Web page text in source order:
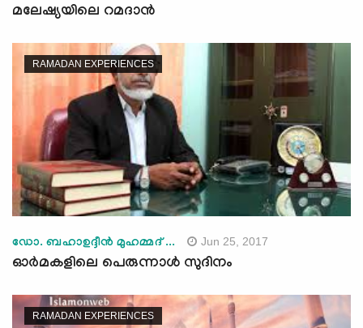
മലേഷ്യയിലെ റമദാന്‍
RAMADAN EXPERIENCES
ഡോ. ബഹാഉദ്ദീന്‍ മുഹമ്മദ് ... Jun 25, 2017
ഓര്‍മകളിലെ പെരുന്നാള്‍ സുദിനം
RAMADAN EXPERIENCES